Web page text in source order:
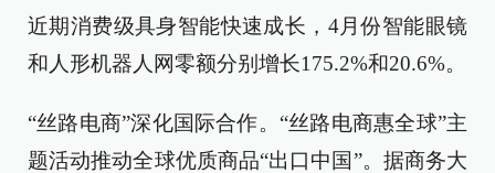
近期消费级具身智能快速成长，4月份智能眼镜
和人形机器人网零额分别增长175.2%和20.6%。
“丝路电商”深化国际合作。“丝路电商惠全球”主
题活动推动全球优质商品“出口中国”。据商务大